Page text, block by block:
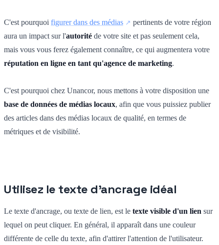
C'est pourquoi figurer dans des médias
pertinents de votre région
aura un impact sur l'autorité de votre site et pas seulement cela,
mais vous vous ferez également connaître, ce qui augmentera votre
réputation en ligne en tant qu'agence de marketing.
C'est pourquoi chez Unancor, nous mettons à votre disposition une
base de données de médias locaux, afin que vous puissiez publier
des articles dans des médias locaux de qualité, en termes de
métriques et de visibilité.
Utilisez le texte d'ancrage idéal
Le texte d'ancrage, ou texte de lien, est le texte visible d'un lien sur
lequel on peut cliquer. En général, il apparaît dans une couleur
différente de celle du texte, afin d'attirer l'attention de l'utilisateur.